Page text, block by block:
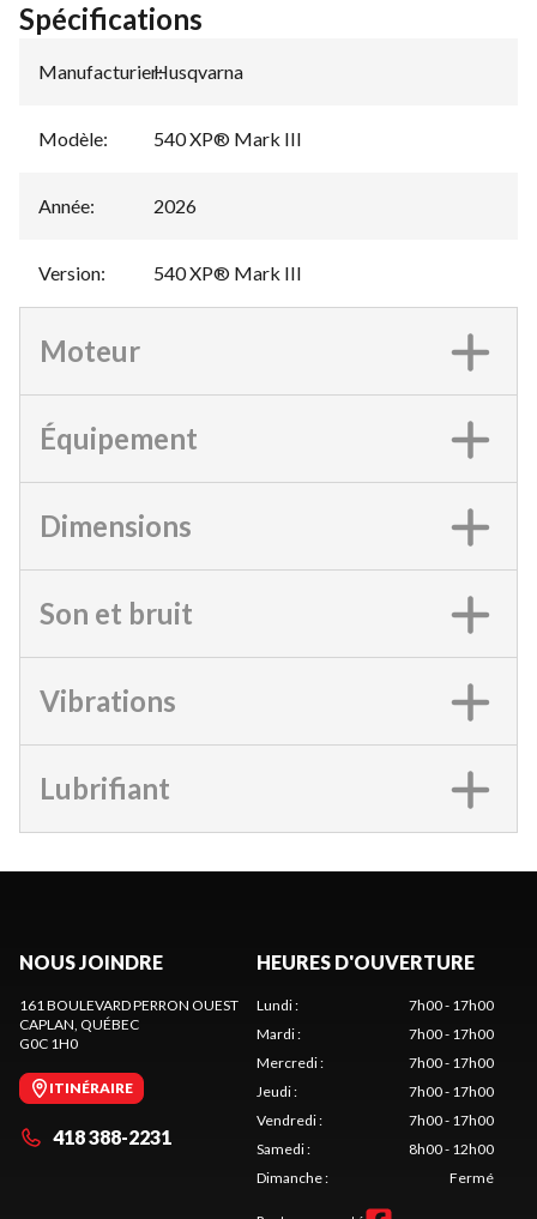
Spécifications
Manufacturier:
Husqvarna
Modèle: 540 XP® Mark III
Année: 2026
Version: 540 XP® Mark III
Moteur
Équipement
Dimensions
Son et bruit
Vibrations
Lubrifiant
NOUS JOINDRE
161 BOULEVARD PERRON OUEST
CAPLAN, QUÉBEC
G0C 1H0
ITINÉRAIRE
418 388-2231
HEURES D'OUVERTURE
Lundi:
7h00 - 17h00
Mardi:
7h00 - 17h00
Mercredi:
7h00 - 17h00
Jeudi:
7h00 - 17h00
Vendredi:
7h00 - 17h00
Samedi:
8h00 - 12h00
Dimanche: Fermé